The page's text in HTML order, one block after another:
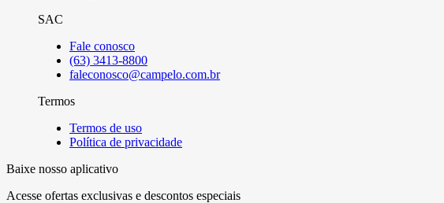
SAC
Fale conosco
(63) 3413-8800
faleconosco@campelo.com.br
Termos
Termos de uso
Política de privacidade
Baixe nosso aplicativo
Acesse ofertas exclusivas e descontos especiais